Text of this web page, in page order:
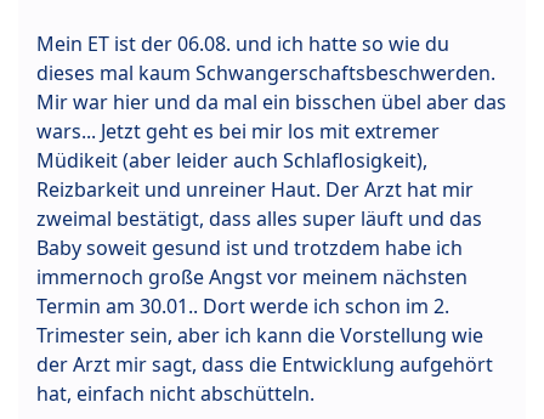
Mein ET ist der 06.08. und ich hatte so wie du
dieses mal kaum Schwangerschaftsbeschwerden.
Mir war hier und da mal ein bisschen übel aber das
wars... Jetzt geht es bei mir los mit extremer
Müdikeit (aber leider auch Schlaflosigkeit),
Reizbarkeit und unreiner Haut. Der Arzt hat mir
zweimal bestätigt, dass alles super läuft und das
Baby soweit gesund ist und trotzdem habe ich
immernoch große Angst vor meinem nächsten
Termin am 30.01.. Dort werde ich schon im 2.
Trimester sein, aber ich kann die Vorstellung wie
der Arzt mir sagt, dass die Entwicklung aufgehört
hat, einfach nicht abschütteln.